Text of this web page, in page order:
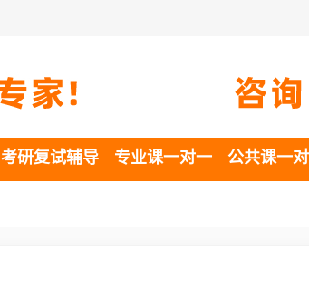
考研复试辅导 专业课一对一 公共课一